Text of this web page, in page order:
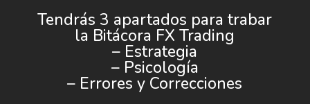
Tendrás 3 apartados para trabar
la Bitácora FX Trading
– Estrategia
– Psicología
– Errores y Correcciones